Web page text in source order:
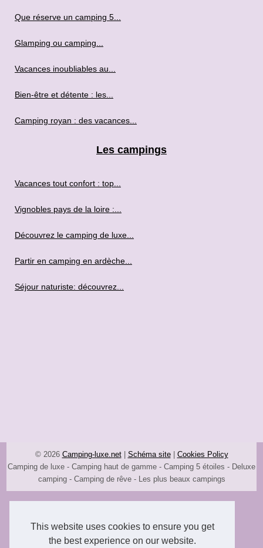
This website uses cookies to ensure you get
the best experience on our website.
Que réserve un camping 5...
Glamping ou camping...
Vacances inoubliables au...
Bien-être et détente : les...
Camping royan : des vacances...
Les campings
Vacances tout confort : top...
Vignobles pays de la loire :...
Découvrez le camping de luxe...
Partir en camping en ardèche...
Séjour naturiste: découvrez...
© 2026 Camping-luxe.net| Schéma site| Cookies Policy
Camping de luxe - Camping haut de gamme - Camping 5 étoiles - Deluxe
camping - Camping de rêve - Les plus beaux campings